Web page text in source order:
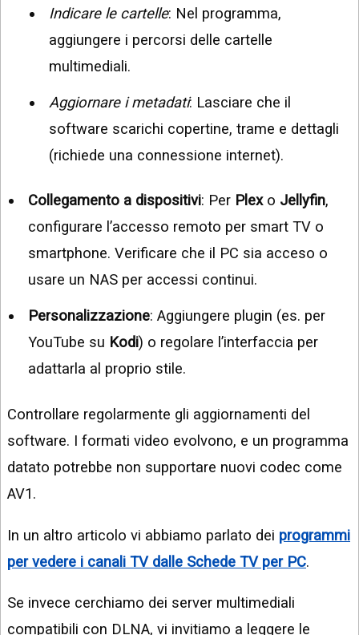
Indicare le cartelle: Nel programma,
aggiungere i percorsi delle cartelle
multimediali.
Aggiornare i metadati: Lasciare che il
software scarichi copertine, trame e dettagli
(richiede una connessione internet).
Collegamento a dispositivi: Per Plexo Jellyfin,
configurare l’accesso remoto per smart TV o
smartphone. Verificare che il PC sia acceso o
usare un NAS per accessi continui.
Personalizzazione: Aggiungere plugin (es. per
YouTube su Kodi) o regolare l’interfaccia per
adattarla al proprio stile.
Controllare regolarmente gli aggiornamenti del
software. I formati video evolvono, e un programma
datato potrebbe non supportare nuovi codec come
AV1.
In un altro articolo vi abbiamo parlato dei programmi
per vedere i canali TV dalle Schede TV per PC.
Se invece cerchiamo dei server multimediali
compatibili con DLNA, vi invitiamo a leggere le